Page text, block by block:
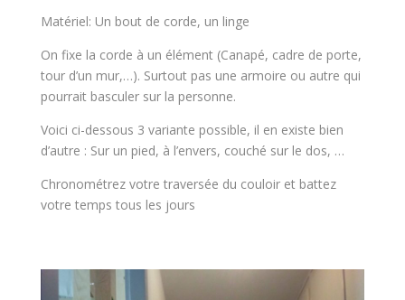
Matériel: Un bout de corde, un linge
On fixe la corde à un élément (Canapé, cadre de porte,
tour d’un mur,…). Surtout pas une armoire ou autre qui
pourrait basculer sur la personne.
Voici ci-dessous 3 variante possible, il en existe bien
d’autre : Sur un pied, à l’envers, couché sur le dos, …
Chronométrez votre traversée du couloir et battez
votre temps tous les jours